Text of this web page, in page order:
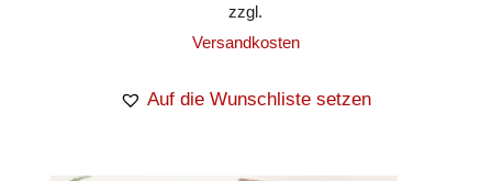
zzgl.
Versandkosten
Auf die Wunschliste setzen